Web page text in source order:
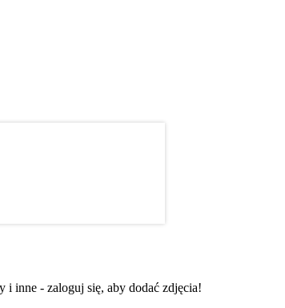
inne - zaloguj się, aby dodać zdjęcia!